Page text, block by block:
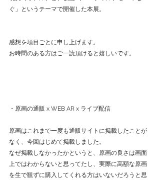
ぐ」というテーマで開催した本展。
感想を項目ごとに申し上げます。
お時間のある方はご一読頂けると嬉しいです。
・原画の通販 x WEB AR x ライブ配信
原画はこれまで一度も通販サイトに掲載したことが
なく、今回はじめて掲載しました。
なぜ掲載しなかったかというと、原画の良さは画面
上ではわからないと思ってたし、実際に高額な原画
を生で観ずに購入してくれる方はいないだろうと思